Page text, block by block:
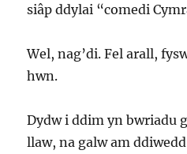
siâp ddylai “comedi
Wel, nag’di. Fel arall,
hwn.
Dydw i ddim yn bwriadu
llaw, na galw am